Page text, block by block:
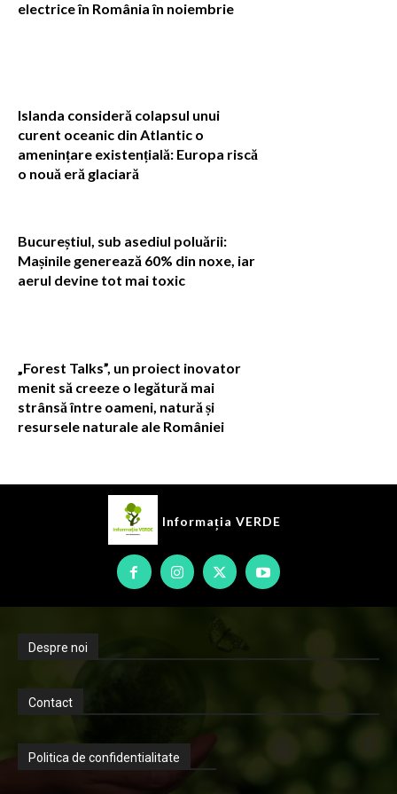
electrice în România în noiembrie
Islanda consideră colapsul unui
curent oceanic din Atlantic o
amenințare existențială: Europa riscă
o nouă eră glaciară
Bucureștiul, sub asediul poluării:
Mașinile generează 60% din noxe, iar
aerul devine tot mai toxic
„Forest Talks”, un proiect inovator
menit să creeze o legătură mai
strânsă între oameni, natură și
resursele naturale ale României
Informația VERDE
Despre noi
Contact
Politica de confidentialitate